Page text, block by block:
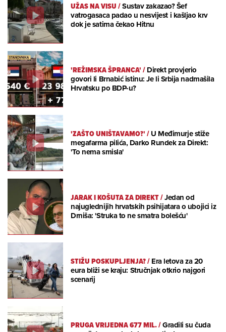
UŽAS NA VISU/Sustav zakazao? Šef
vatrogasaca padao u nesvijest i kašljao krv
dok je satima čekao Hitnu
'REŽIMSKA ŠPRANCA'/Direkt provjerio
govori li Brnabić istinu: Je li Srbija nadmašila
Hrvatsku po BDP-u?
'ZAŠTO UNIŠTAVAMO?'/U Međimurje stiže
megafarma pilića, Darko Rundek za Direkt:
'To nema smisla'
JARAK I KOŠUTA ZA DIREKT/Jedan od
najuglednijih hrvatskih psihijatara o ubojici iz
Drniša: 'Struka to ne smatra bolešću'
STIŽU POSKUPLJENJA?/Era letova za 20
eura bliži se kraju: Stručnjak otkrio najgori
scenarij
PRUGA VRIJEDNA 677 MIL./Gradili su čuda